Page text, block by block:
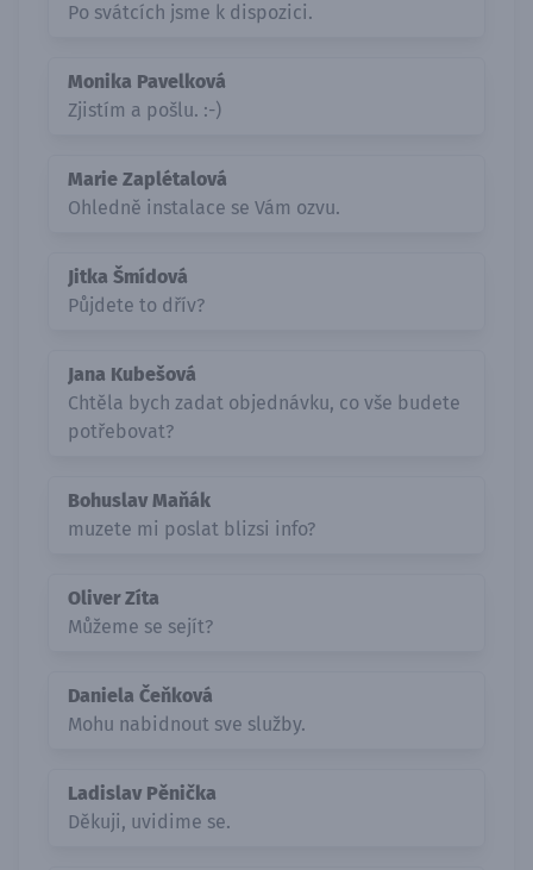
Po svátcích jsme k dispozici.
Monika Pavelková
Zjistím a pošlu. :-)
Marie Zaplétalová
Ohledně instalace se Vám ozvu.
Jitka Šmídová
Půjdete to dřív?
Jana Kubešová
Chtěla bych zadat objednávku, co vše budete
potřebovat?
Bohuslav Maňák
muzete mi poslat blizsi info?
Oliver Zíta
Můžeme se sejít?
Daniela Čeňková
Mohu nabidnout sve služby.
Ladislav Pěnička
Děkuji, uvidime se.